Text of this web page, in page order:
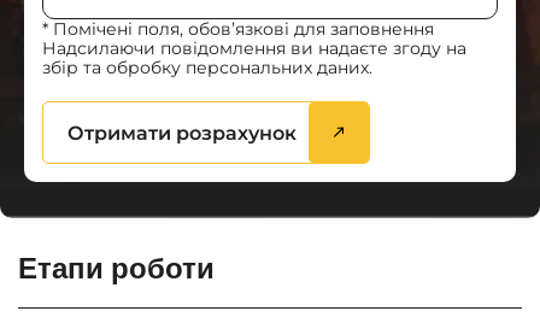
* Помічені поля, обов’язкові для заповнення
Надсилаючи повідомлення ви надаєте згоду на
збір та обробку персональних даних.
Отримати розрахунок
Етапи роботи